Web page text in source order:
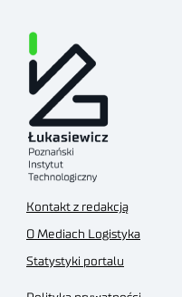
Kontakt z redakcją
O Mediach Logistyka
Statystyki portalu